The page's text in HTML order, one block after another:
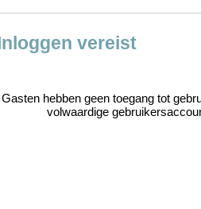
vereist
Gasten hebben geen toegang tot
volwaardige